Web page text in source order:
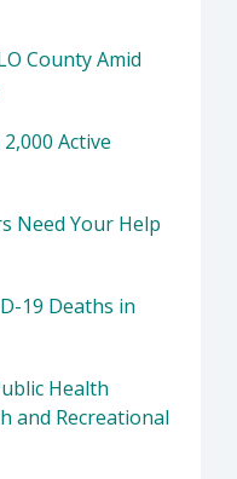
County Amid
Active
Need Your Help
19 Deaths in
Health
and Recreational